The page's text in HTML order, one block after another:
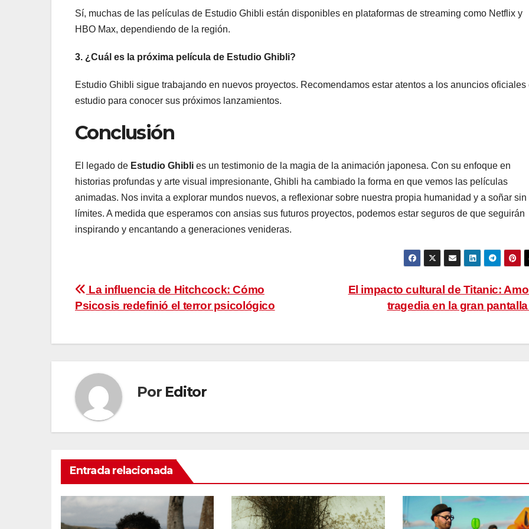
Sí, muchas de las películas de Estudio Ghibli están disponibles en plataformas de streaming como Netflix y
HBO Max, dependiendo de la región.
3. ¿Cuál es la próxima película de Estudio Ghibli?
Estudio Ghibli sigue trabajando en nuevos proyectos. Recomendamos estar atentos a los anuncios oficiales
estudio para conocer sus próximos lanzamientos.
Conclusión
El legado de Estudio Ghibli es un testimonio de la magia de la animación japonesa. Con su enfoque en
historias profundas y arte visual impresionante, Ghibli ha cambiado la forma en que vemos las películas
animadas. Nos invita a explorar mundos nuevos, a reflexionar sobre nuestra propia humanidad y a soñar sin
límites. A medida que esperamos con ansias sus futuros proyectos, podemos estar seguros de que seguirán
inspirando y encantando a generaciones venideras.
Navegación
de
entradas
El impacto cultural de Titanic:
tragedia en la gran
La influencia de Hitchcock: Cómo
Psicosis redefinió el terror psicológico
Por Editor
Entrada relacionada